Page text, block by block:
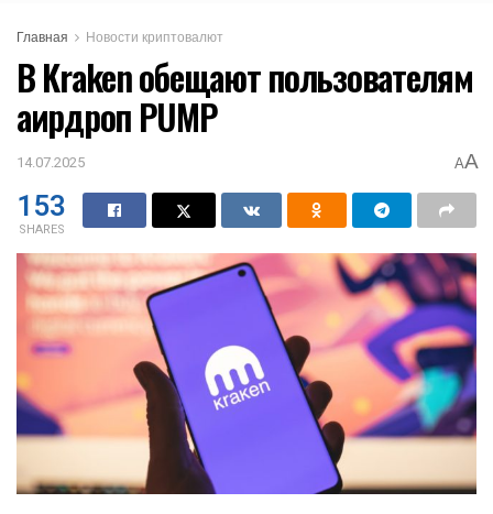
Главная Новости криптовалют
В Kraken обещают пользователям
аирдроп PUMP
14.07.2025 AA
153
SHARES